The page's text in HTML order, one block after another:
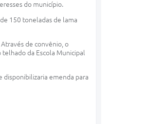
do município.
150 toneladas de lama
de convênio, o
da Escola Municipal
disponibilizaria emenda para